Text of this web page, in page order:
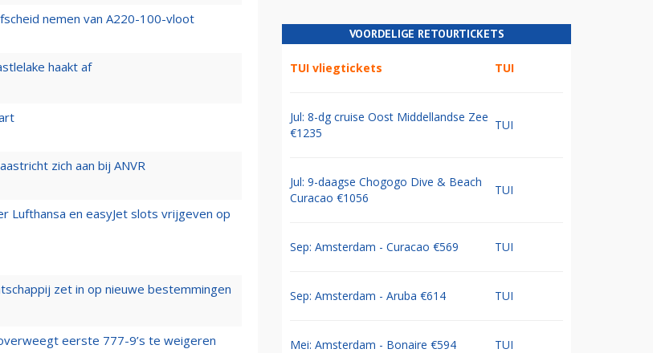
nemen van A220-100-vloot
haakt af
zich aan bij ANVR
Lufthansa en easyJet slots vrijgeven op
zet in op nieuwe bestemmingen
eerste 777-9’s te weigeren
VOORDELIGE RETOURTICKETS
TUI vliegtickets TUI
Jul: 8-dg cruise Oost Middellandse Zee
€1235
TUI
Jul: 9-daagse Chogogo Dive & Beach
Curacao €1056
TUI
Sep: Amsterdam - Curacao €569 TUI
Sep: Amsterdam - Aruba €614 TUI
Mei: Amsterdam - Bonaire €594 TUI